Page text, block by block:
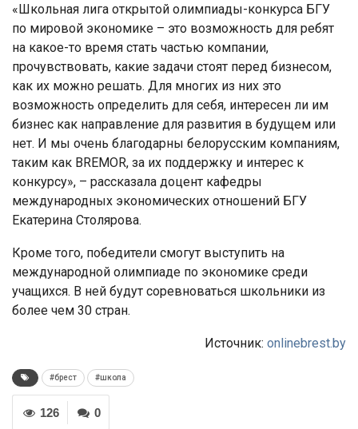
«Школьная лига открытой олимпиады-конкурса БГУ
по мировой экономике – это возможность для ребят
на какое-то время стать частью компании,
прочувствовать, какие задачи стоят перед бизнесом,
как их можно решать. Для многих из них это
возможность определить для себя, интересен ли им
бизнес как направление для развития в будущем или
нет. И мы очень благодарны белорусским компаниям,
таким как BREMOR, за их поддержку и интерес к
конкурсу», – рассказала доцент кафедры
международных экономических отношений БГУ
Екатерина Столярова.
Кроме того, победители смогут выступить на
международной олимпиаде по экономике среди
учащихся. В ней будут соревноваться школьники из
более чем 30 стран.
Источник: onlinebrest.by
#брест #школа
0
126